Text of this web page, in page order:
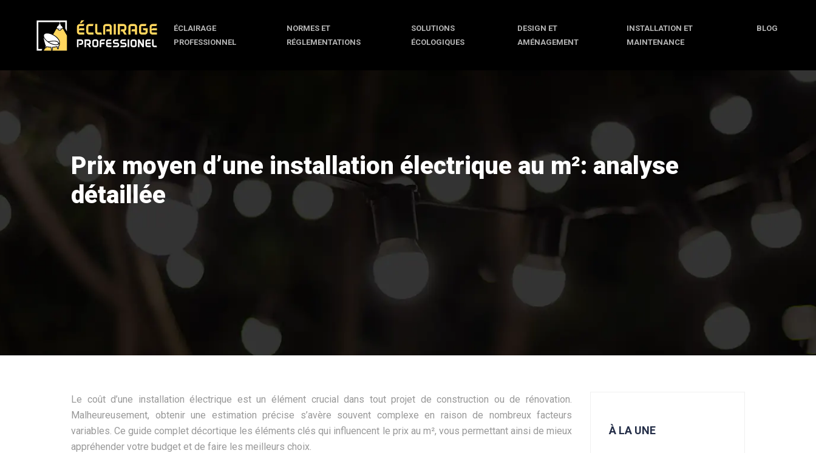
ÉCLAIRAGE
PROFESSIONNEL
NORMES ET
RÉGLEMENTATIONS
SOLUTIONS
ÉCOLOGIQUES
DESIGN ET
AMÉNAGEMENT
INSTALLATION ET
MAINTENANCE
BLOG
Prix moyen d’une installation électrique au m²: analyse
détaillée
Le coût d’une installation électrique est un élément crucial dans tout projet de construction ou de rénovation.
Malheureusement, obtenir une estimation précise s’avère souvent complexe en raison de nombreux facteurs
variables. Ce guide complet décortique les éléments clés qui influencent le prix au m², vous permettant ainsi de mieux
appréhender votre budget et de faire les meilleurs choix.
À LA UNE